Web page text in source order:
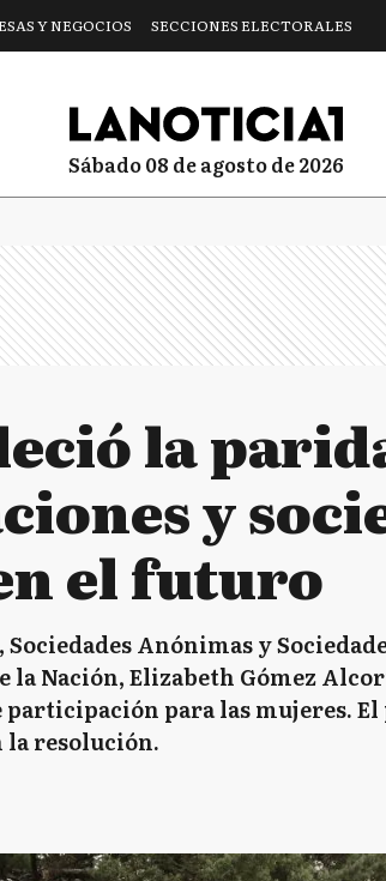
Y NEGOCIOS SECCIONES ELECTORALES
sábado 08 de agosto de 2026
la
y
el futuro
Anónimas y
la Nación, Elizabeth Gómez
para las mujeres.
la resolución.